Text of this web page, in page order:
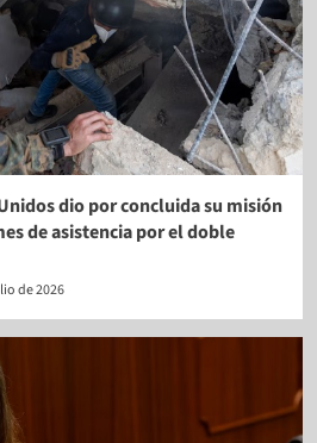
dio por concluida su misión
de asistencia por el doble
de 2026